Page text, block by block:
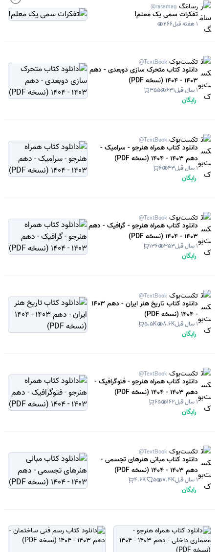
رسامَگ @rasamag
تفکرات سمی یک معلم!
1 هفته قبل 266
تکست‌بوک @TextBook
دانلود کتاب متحرک سازی دوبعدی - دهم
1403 - 1404 (نسخه PDF)
1 سال قبل 631
355
رایگان
تکست‌بوک @TextBook
دانلود کتاب همراه هنرجو - سرامیک -
دهم 1403 - 1404 (نسخه PDF)
1 سال قبل 43
6
رایگان
تکست‌بوک @TextBook
دانلود کتاب همراه هنرجو - گرافیک - دهم
1403 - 1404 (نسخه PDF)
1 سال قبل 353
136
رایگان
تکست‌بوک @TextBook
دانلود کتاب تاریخ هنر ایران - دهم 1403
- 1404 (نسخه PDF)
1 سال قبل 8.6K
5.5K
رایگان
تکست‌بوک @TextBook
دانلود کتاب همراه هنرجو - فتوگرافیک -
دهم 1403 - 1404 (نسخه PDF)
1 سال قبل 162
65
رایگان
تکست‌بوک @TextBook
دانلود کتاب مبانی هنرهای تجسمی -
دهم 1403 - 1404 (نسخه PDF)
1 سال قبل 7.4K
5
4.6K
رایگان